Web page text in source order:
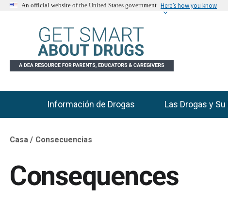
An official website of the United States government Here’s how you know
Main Menu
Información de Drogas Las Drogas y Su
Breadcrumb
Casa Consecuencias
Consequences